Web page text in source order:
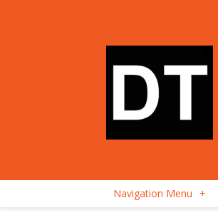
Navigation Menu +